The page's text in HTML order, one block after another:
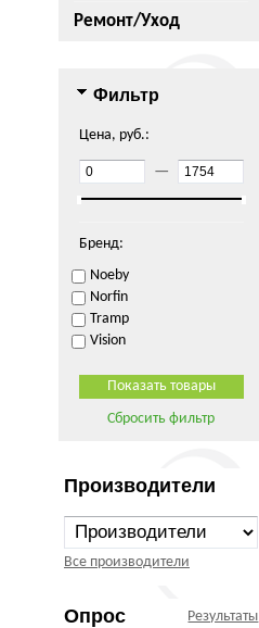
Ремонт/Уход
Фильтр
Цена, руб.:
—
Бренд:
Noeby
Norfin
Tramp
Vision
Сбросить фильтр
Производители
Все производители
Опрос Результаты